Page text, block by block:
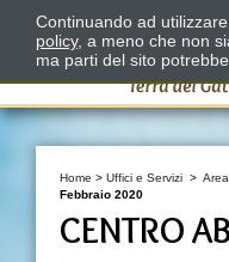
Home > Uffici e Servizi >
Febbraio 2020
CENTRO
Continuando ad
policy, a meno che non
ma parti del sito